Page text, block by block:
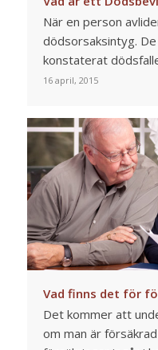
När en person
dödsorsaksintyg.
konstaterat
16 april, 2015
Vad finns det för
Det kommer att
om man är